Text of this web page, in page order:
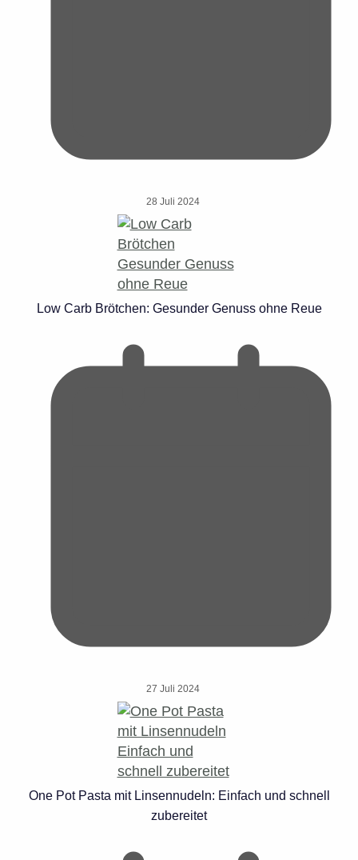
28 Juli 2024
Low Carb Brötchen: Gesunder Genuss ohne Reue
27 Juli 2024
One Pot Pasta mit Linsennudeln: Einfach und schnell
zubereitet